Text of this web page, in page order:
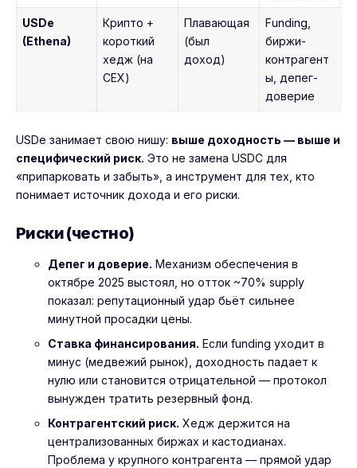
USDe
(Ethena)
Крипто +
короткий
хедж (на
CEX)
Плавающая
(был
доход)
Funding,
биржи-
контрагент
ы, депег-
доверие
USDe занимает свою нишу: выше доходность — выше и
специфический риск. Это не замена USDC для
«припарковать и забыть», а инструмент для тех, кто
понимает источник дохода и его риски.
Риски (честно)
Депег и доверие. Механизм обеспечения в
октябре 2025 выстоял, но отток ~70% supply
показал: репутационный удар бьёт сильнее
минутной просадки цены.
Ставка финансирования. Если funding уходит в
минус (медвежий рынок), доходность падает к
нулю или становится отрицательной — протокол
вынужден тратить резервный фонд.
Контрагентский риск. Хедж держится на
централизованных биржах и кастодианах.
Проблема у крупного контрагента — прямой удар